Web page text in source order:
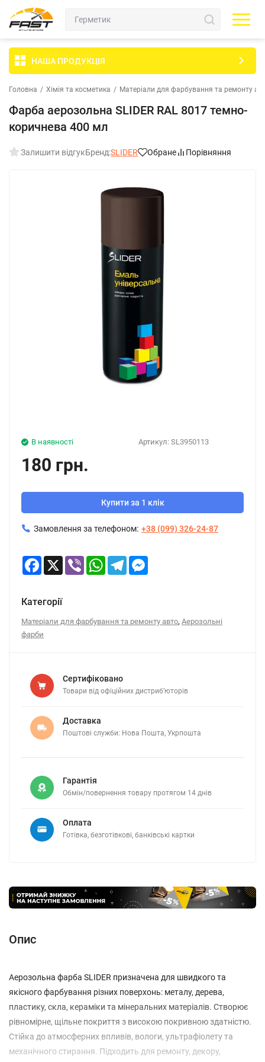
НАША ПРОДУКЦІЯ
Головна / Хімія та косметика / Матеріали для фарбування та ремонту
Фарба аерозольна SLIDER RAL 8017 темно-
коричнева 400 мл
Залишити відгукБренд:SLIDER Обране Порівняння
Артикул: SL3950113
В наявності
180 грн.
Купити за 1 клік
Замовлення за телефоном: +38 (099) 326-24-87
Facebook
X Viber WhatsApp
Telegram
Категорії
Матеріали для фарбування та ремонту авто, Аерозольні
фарби
Сертифіковано
Товари від офіційних дистриб’юторів
Доставка
Поштові служби: Нова Пошта, Укрпошта
Гарантія
Обмін/повернення товару протягом 14 днів
Оплата
Готівка, безготівкові, банківські картки
Опис
Аерозольна фарба SLIDER призначена для швидкого та
якісного фарбування різних поверхонь: металу, дерева,
пластику, скла, кераміки та мінеральних матеріалів. Створює
рівномірне, щільне покриття з високою покривною здатністю.
Стійка до атмосферних впливів, вологи, ультрафіолету та
механічного стирання. Підходить для ремонту, декору,